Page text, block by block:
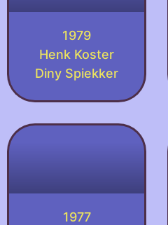
1979
Henk Koster
Diny Spiekker
1977